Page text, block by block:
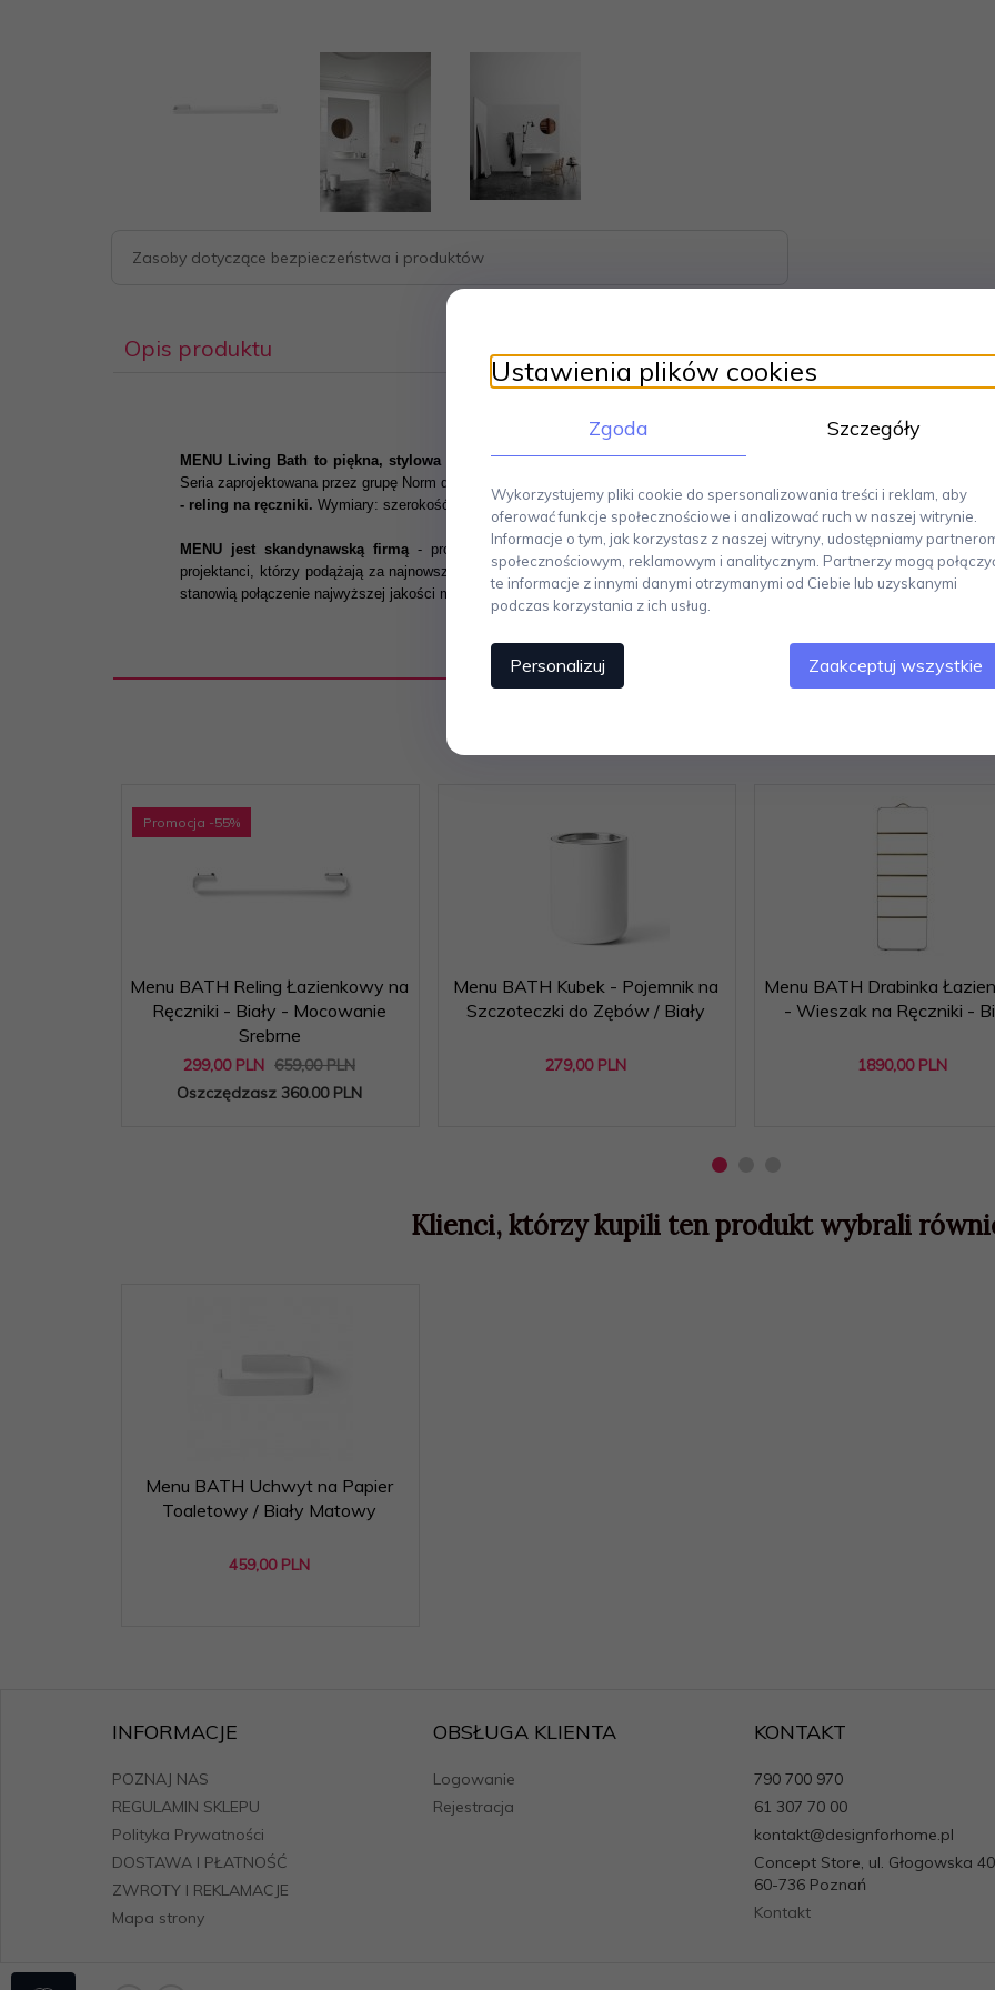
Zasoby dotyczące bezpieczeństwa i produktów
Opis produktu
MENU Living Bath to piękna, stylowa konstrukcja z minimalistycznymi liniami.Prosta i przemyślana forma będzie
Seria zaprojektowana przez grupę Norm doskonale oddaję istotę skandynawskiej prostoty, co w połączeniu z wysokiej jakości
- reling na ręczniki. Wymiary: szerokość 60 cm, gł. 7 cm, wys. 3,5 cm. Wykonanie: lakierowane proszkowo aluminium.
MENU jest skandynawską firmą- producentem ekskluzywnych i oryginalnych elementów wystroju wnętrz oraz
projektanci, którzy podążają za najnowszymi trendami, tworzą niepowtarzalne, a zarazem klasyczne formy, które idealnie
stanowią połączenie najwyższej jakości materiałów z niemal idealną precyzją wykonania.
Promocja -55%
Menu BATH Reling Łazienkowy na
Ręczniki - Biały - Mocowanie
Srebrne
299,00 PLN 659,00 PLN
Oszczędzasz 360.00 PLN
Menu BATH Kubek - Pojemnik na
Szczoteczki do Zębów / Biały
279,00 PLN
Menu BATH Drabinka
- Wieszak na Ręczniki -
1890,00 PLN
Klienci, którzy kupili ten produkt wybrali
Menu BATH Uchwyt na Papier
Toaletowy / Biały Matowy
459,00 PLN
INFORMACJE
POZNAJ NAS
REGULAMIN SKLEPU
Polityka Prywatności
DOSTAWA I PŁATNOŚĆ
ZWROTY I REKLAMACJE
Mapa strony
OBSŁUGA KLIENTA
Logowanie
Rejestracja
KONTAKT
790 700 970
61 307 70 00
kontakt@designforhome.pl
Concept Store, ul. Głogowska
60-736 Poznań
Kontakt
Ustawienia plików cookies
Zgoda Szczegóły
Wykorzystujemy pliki cookie do spersonalizowania treści i reklam, aby
oferować funkcje społecznościowe i analizować ruch w naszej witrynie.
Informacje o tym, jak korzystasz z naszej witryny, udostępniamy
społecznościowym, reklamowym i analitycznym. Partnerzy mogą
te informacje z innymi danymi otrzymanymi od Ciebie lub uzyskanymi
podczas korzystania z ich usług.
Personalizuj Zaakceptuj wszystkie